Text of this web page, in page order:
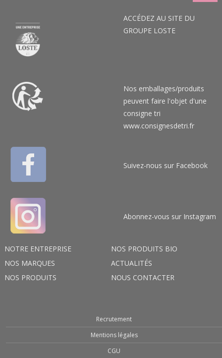
NOTRE ENTREPRISE
NOS PRODUITS BIO
NOS MARQUES
ACTUALITÉS
NOS PRODUITS
NOUS CONTACTER
ACCÉDEZ AU SITE DU
GROUPE LOSTE
Nos emballages/produits
peuvent faire l'objet d'une
consigne tri
www.consignesdetri.fr
Suivez-nous sur Facebook
Abonnez-vous sur Instagram
Recrutement
Mentions légales
CGU